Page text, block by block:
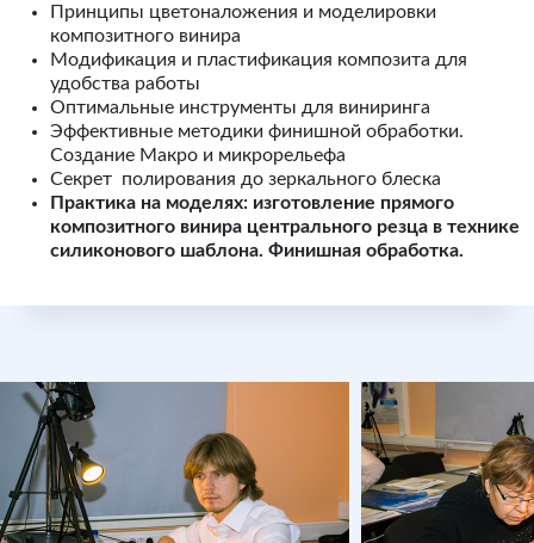
Принципы цветоналожения и моделировки
композитного винира
Модификация и пластификация композита для
удобства работы
Оптимальные инструменты для виниринга
Эффективные методики финишной обработки.
Создание Макро и микрорельефа
Секрет полирования до зеркального блеска
Практика на моделях: изготовление прямого
композитного винира центрального резца в технике
силиконового шаблона. Финишная обработка.